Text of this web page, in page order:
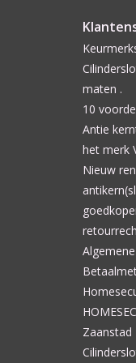
maten .
10
Antie
het merk
Nieuw
Zaanstad